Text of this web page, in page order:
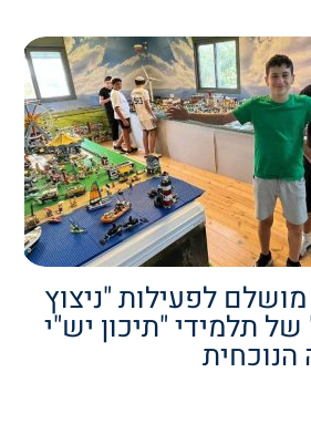
לפעילות "ניצוץ
תלמידי "תיכון יש"י